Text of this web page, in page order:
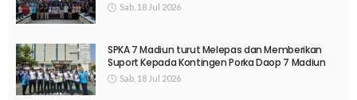
Sab, 18 Jul 2026
SPKA 7 Madiun turut Melepas dan Memberikan
Suport Kepada Kontingen Porka Daop 7 Madiun
Sab, 18 Jul 2026